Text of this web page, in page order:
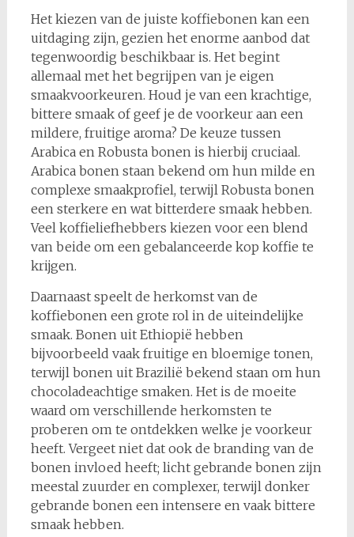
Het kiezen van de juiste koffiebonen kan een
uitdaging zijn, gezien het enorme aanbod dat
tegenwoordig beschikbaar is. Het begint
allemaal met het begrijpen van je eigen
smaakvoorkeuren. Houd je van een krachtige,
bittere smaak of geef je de voorkeur aan een
mildere, fruitige aroma? De keuze tussen
Arabica en Robusta bonen is hierbij cruciaal.
Arabica bonen staan bekend om hun milde en
complexe smaakprofiel, terwijl Robusta bonen
een sterkere en wat bitterdere smaak hebben.
Veel koffieliefhebbers kiezen voor een blend
van beide om een gebalanceerde kop koffie te
krijgen.
Daarnaast speelt de herkomst van de
koffiebonen een grote rol in de uiteindelijke
smaak. Bonen uit Ethiopië hebben
bijvoorbeeld vaak fruitige en bloemige tonen,
terwijl bonen uit Brazilië bekend staan om hun
chocoladeachtige smaken. Het is de moeite
waard om verschillende herkomsten te
proberen om te ontdekken welke je voorkeur
heeft. Vergeet niet dat ook de branding van de
bonen invloed heeft; licht gebrande bonen zijn
meestal zuurder en complexer, terwijl donker
gebrande bonen een intensere en vaak bittere
smaak hebben.